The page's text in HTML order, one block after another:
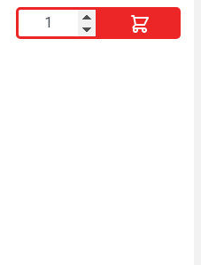
quantité
de